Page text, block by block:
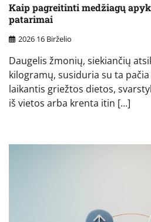
Kaip pagreitinti medžiagų
patarimai
2026 16 Birželio
Daugelis žmonių, siekiančių
kilogramų, susiduria su ta
laikantis griežtos dietos,
iš vietos arba krenta itin […]